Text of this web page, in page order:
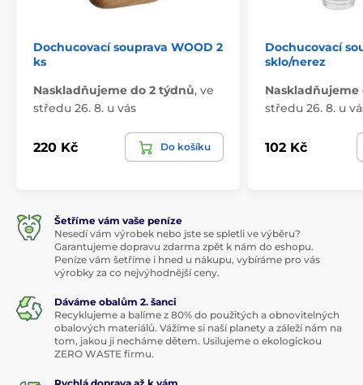
Dochucovací souprava WOOD 2
ks
Naskladňujeme do 2 týdnů, ve
středu 26. 8. u vás
220 Kč Do košíku
Dochucovací
sklo/nerez
Naskladňujeme
středu 26. 8. u
102 Kč
Šetříme vám vaše peníze
Nesedí vám výrobek nebo jste se spletli ve výběru?
Garantujeme dopravu zdarma zpět k nám do eshopu.
Peníze vám šetříme i hned u nákupu, vybíráme pro vás
výrobky za co nejvýhodnější ceny.
Dáváme obalům 2. šanci
Recyklujeme a balíme z 80% do použitých a obnovitelných
obalových materiálů. Vážíme si naší planety a záleží nám na
tom, jakou ji necháme dětem. Usilujeme o ekologickou
ZERO WASTE firmu.